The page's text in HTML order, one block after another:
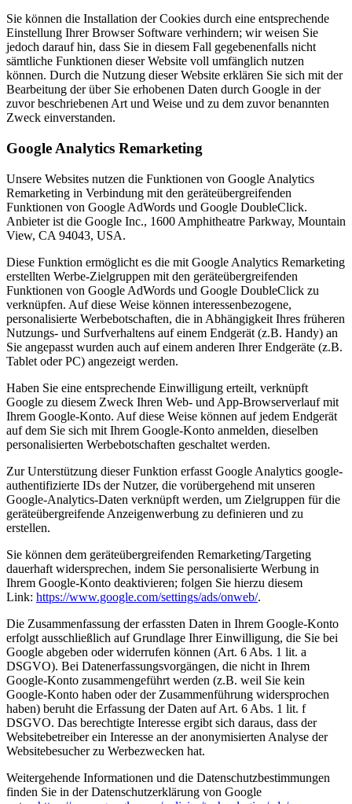
Sie können die Installation der Cookies durch eine entsprechende
Einstellung Ihrer Browser Software verhindern; wir weisen Sie
jedoch darauf hin, dass Sie in diesem Fall gegebenenfalls nicht
sämtliche Funktionen dieser Website voll umfänglich nutzen
können. Durch die Nutzung dieser Website erklären Sie sich mit der
Bearbeitung der über Sie erhobenen Daten durch Google in der
zuvor beschriebenen Art und Weise und zu dem zuvor benannten
Zweck einverstanden.
Google Analytics Remarketing
Unsere Websites nutzen die Funktionen von Google Analytics
Remarketing in Verbindung mit den geräteübergreifenden
Funktionen von Google AdWords und Google DoubleClick.
Anbieter ist die Google Inc., 1600 Amphitheatre Parkway, Mountain
View, CA 94043, USA.
Diese Funktion ermöglicht es die mit Google Analytics Remarketing
erstellten Werbe-Zielgruppen mit den geräteübergreifenden
Funktionen von Google AdWords und Google DoubleClick zu
verknüpfen. Auf diese Weise können interessenbezogene,
personalisierte Werbebotschaften, die in Abhängigkeit Ihres früheren
Nutzungs- und Surfverhaltens auf einem Endgerät (z.B. Handy) an
Sie angepasst wurden auch auf einem anderen Ihrer Endgeräte (z.B.
Tablet oder PC) angezeigt werden.
Haben Sie eine entsprechende Einwilligung erteilt, verknüpft
Google zu diesem Zweck Ihren Web- und App-Browserverlauf mit
Ihrem Google-Konto. Auf diese Weise können auf jedem Endgerät
auf dem Sie sich mit Ihrem Google-Konto anmelden, dieselben
personalisierten Werbebotschaften geschaltet werden.
Zur Unterstützung dieser Funktion erfasst Google Analytics google-
authentifizierte IDs der Nutzer, die vorübergehend mit unseren
Google-Analytics-Daten verknüpft werden, um Zielgruppen für die
geräteübergreifende Anzeigenwerbung zu definieren und zu
erstellen.
Sie können dem geräteübergreifenden Remarketing/Targeting
dauerhaft widersprechen, indem Sie personalisierte Werbung in
Ihrem Google-Konto deaktivieren; folgen Sie hierzu diesem
Link: https://www.google.com/settings/ads/onweb/.
Die Zusammenfassung der erfassten Daten in Ihrem Google-Konto
erfolgt ausschließlich auf Grundlage Ihrer Einwilligung, die Sie bei
Google abgeben oder widerrufen können (Art. 6 Abs. 1 lit. a
DSGVO). Bei Datenerfassungsvorgängen, die nicht in Ihrem
Google-Konto zusammengeführt werden (z.B. weil Sie kein
Google-Konto haben oder der Zusammenführung widersprochen
haben) beruht die Erfassung der Daten auf Art. 6 Abs. 1 lit. f
DSGVO. Das berechtigte Interesse ergibt sich daraus, dass der
Websitebetreiber ein Interesse an der anonymisierten Analyse der
Websitebesucher zu Werbezwecken hat.
Weitergehende Informationen und die Datenschutzbestimmungen
finden Sie in der Datenschutzerklärung von Google